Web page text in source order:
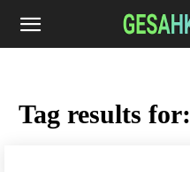
Tag results for: